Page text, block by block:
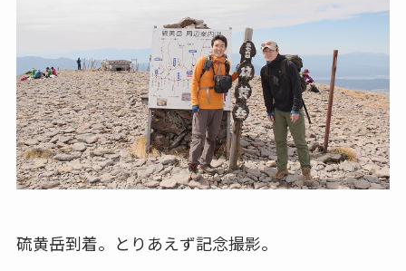
硫黄岳到着。とりあえず記念撮影。